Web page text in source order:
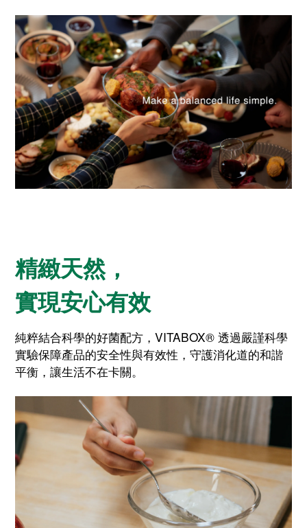
精緻天然，
實現安心有效
純粹結合科學的好菌配方，VITABOX® 透過嚴謹科學
實驗保障產品的安全性與有效性，守護消化道的和諧
平衡，讓生活不在卡關。